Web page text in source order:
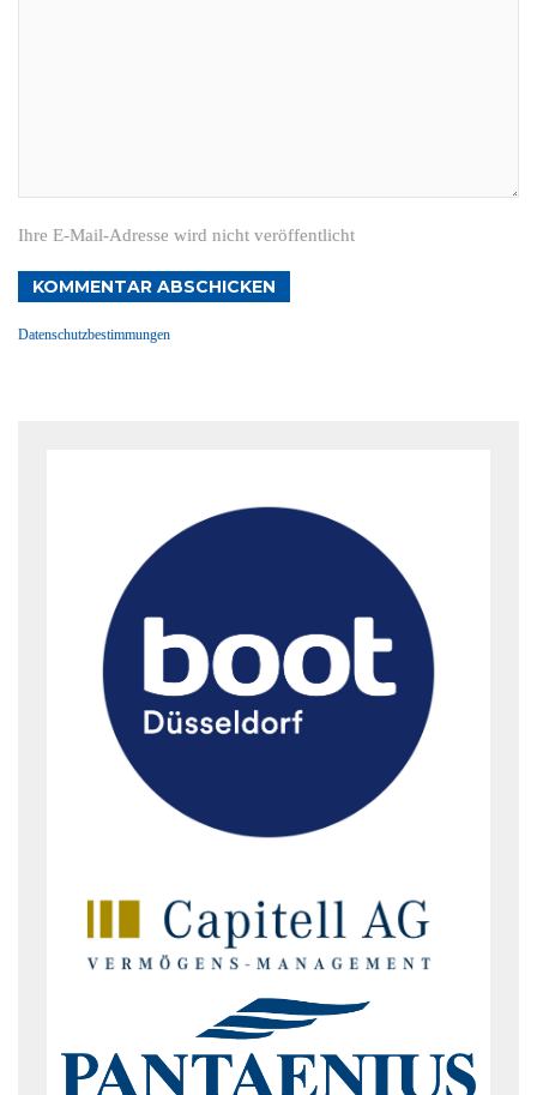
Ihre E-Mail-Adresse wird nicht veröffentlicht
KOMMENTAR ABSCHICKEN
Datenschutzbestimmungen